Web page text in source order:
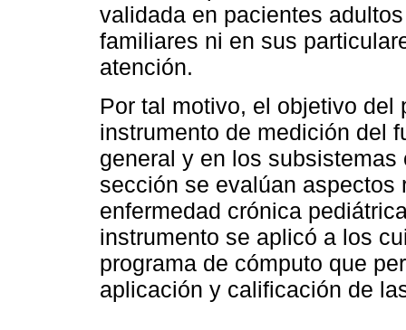
validada en pacientes
familiares ni en sus
atención.
Por tal motivo, el objetivo del
instrumento de medición del
general y en los
sección se evalúan
enfermedad crónica
instrumento se aplicó a los
programa de cómputo que
aplicación y calificación de